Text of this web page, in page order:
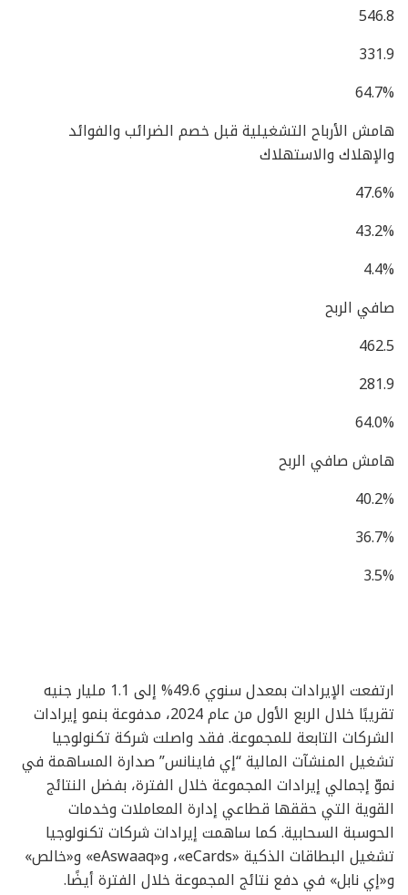
546.8
331.9
64.7%
هامش الأرباح التشغيلية قبل خصم الضرائب والفوائد
والإهلاك والاستهلاك
47.6%
43.2%
4.4%
صافي الربح
462.5
281.9
64.0%
هامش صافي الربح
40.2%
36.7%
3.5%
ارتفعت الإيرادات بمعدل سنوي 49.6% إلى 1.1 مليار جنيه
تقريبًا خلال الربع الأول من عام 2024، مدفوعة بنمو إيرادات
الشركات التابعة للمجموعة. فقد واصلت شركة تكنولوجيا
تشغيل المنشآت المالية “إي فاينانس” صدارة المساهمة في
نموّ إجمالي إيرادات المجموعة خلال الفترة، بفضل النتائج
القوية التي حققها قطاعي إدارة المعاملات وخدمات
الحوسبة السحابية. كما ساهمت إيرادات شركات تكنولوجيا
تشغيل البطاقات الذكية «eCards»، و«eAswaaq» و«خالص»
و«إي نابل» في دفع نتائج المجموعة خلال الفترة أيضًا.